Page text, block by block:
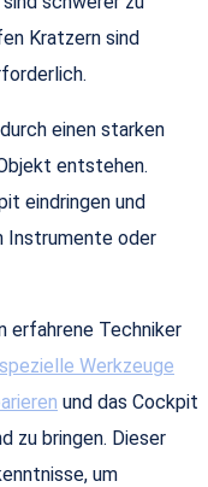
Kratzern sind
einen starken
entstehen.
eindringen und
Instrumente oder
erfahrene Techniker
spezielle Werkzeuge
und das Cockpit
zu bringen. Dieser
um